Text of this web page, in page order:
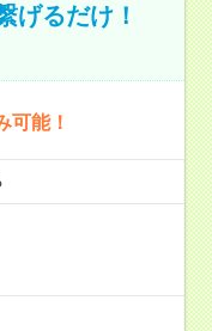
げるだけ！
可能！